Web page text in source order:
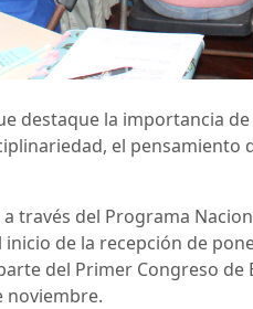
destaque la importancia
el pensamiento
través del Programa
de la recepción de
del Primer Congreso
noviembre.